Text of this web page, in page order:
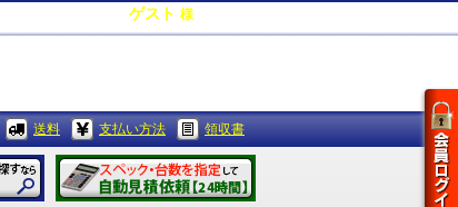
ゲスト 様
送料 支払い方法 領収書